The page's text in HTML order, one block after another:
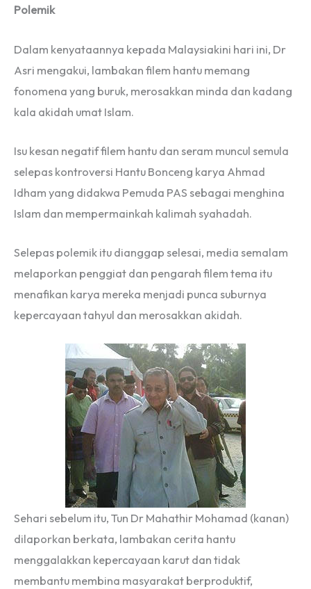
Polemik
Dalam kenyataannya kepada Malaysiakini hari ini, Dr
Asri mengakui, lambakan filem hantu memang
fonomena yang buruk, merosakkan minda dan kadang
kala akidah umat Islam.
Isu kesan negatif filem hantu dan seram muncul semula
selepas kontroversi Hantu Bonceng karya Ahmad
Idham yang didakwa Pemuda PAS sebagai menghina
Islam dan mempermainkah kalimah syahadah.
Selepas polemik itu dianggap selesai, media semalam
melaporkan penggiat dan pengarah filem tema itu
menafikan karya mereka menjadi punca suburnya
kepercayaan tahyul dan merosakkan akidah.
Sehari sebelum itu, Tun Dr Mahathir Mohamad (kanan)
dilaporkan berkata, lambakan cerita hantu
menggalakkan kepercayaan karut dan tidak
membantu membina masyarakat berproduktif,